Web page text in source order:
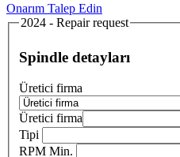
Onarım Talep Edin
2024 - Repair request
Spindle detayları
Üretici firma
Üretici firma
Tipi
RPM Min.